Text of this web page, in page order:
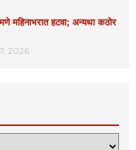
महिनाभरात हटवा; अन्यथा कठोर
2026